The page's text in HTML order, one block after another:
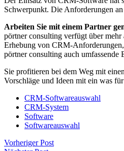
Schwerpunkt. Die Anforderungen
Arbeiten Sie mit einem Partner
pörtner consulting verfügt über
Erhebung von CRM-
pörtner consulting auch
Sie profitieren bei dem Weg mit
Vorschläge und Ideen mit ein was
CRM-Softwareauswahl
CRM-System
Software
Softwareauswahl
Vorheriger Post